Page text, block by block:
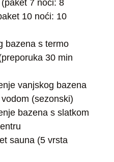
7 noći: 8
10 noći: 10
bazena s termo
30 min
vanjskog bazena
(sezonski)
bazena s slatkom
sauna (5 vrsta